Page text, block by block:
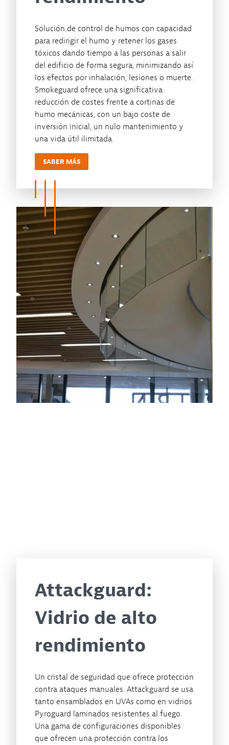
Solución de control de humos con capacidad
para redirigir el humo y retener los gases
tóxicos dando tiempo a las personas a salir
del edificio de forma segura, minimizando así
los efectos por inhalación, lesiones o muerte.
Smokeguard ofrece una significativa
reducción de costes frente a cortinas de
humo mecánicas, con un bajo coste de
inversión inicial, un nulo mantenimiento y
una vida útil ilimitada.
SABER MÁS
Attackguard:
Vidrio de alto
rendimiento
Un cristal de seguridad que ofrece protección
contra ataques manuales. Attackguard se usa
tanto ensamblados en UVAs como en vidrios
Pyroguard laminados resistentes al fuego.
Una gama de configuraciones disponibles
que ofrecen una protección contra los